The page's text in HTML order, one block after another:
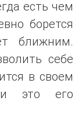
есть чем
борется
ближним.
себе
в своем
и это его